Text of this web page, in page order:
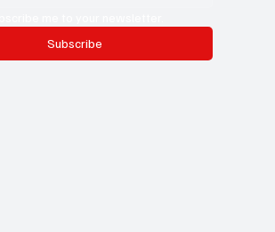
Subscribe